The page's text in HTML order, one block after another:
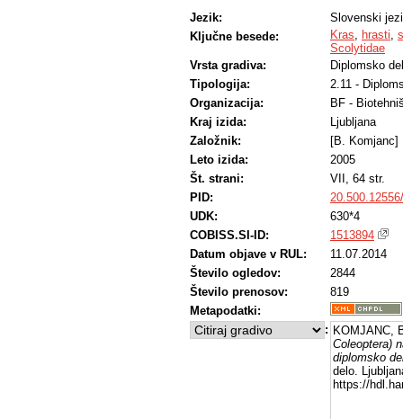
Cerambycidae, Buprestidae, Scolytidae
vrste Callimellum angulatum
vrsta Corebus florentinus; iz družine
fenologijo, opisali biologijo, ter
je najdena vrsta Tilloidea unifasciata iz
pri sušenju hrastovih vej, ter njihov
Jezik:
Slovenski
Ključne besede:
Kras, hrasti,
Scolytidae
Vrsta gradiva:
Diplomsko
Tipologija:
2.11 -
Organizacija:
BF -
Kraj izida:
Ljubljana
Založnik:
[B. Komjanc]
Leto izida:
2005
Št. strani:
VII, 64 str.
PID:
UDK:
630*4
COBISS.SI-ID:
1513894
Datum objave v RUL:
11.07.2014
Število ogledov:
2844
Število prenosov:
819
Metapodatki:
: KOMJANC,
Coleoptera)
diplomsko
delo.
https://